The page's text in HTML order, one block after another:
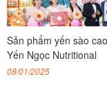
Sản phẩm yến sào
Yến Ngọc Nutritional
08/01/2025